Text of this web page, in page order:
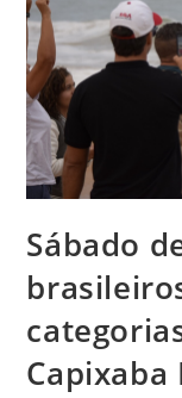
Sábado